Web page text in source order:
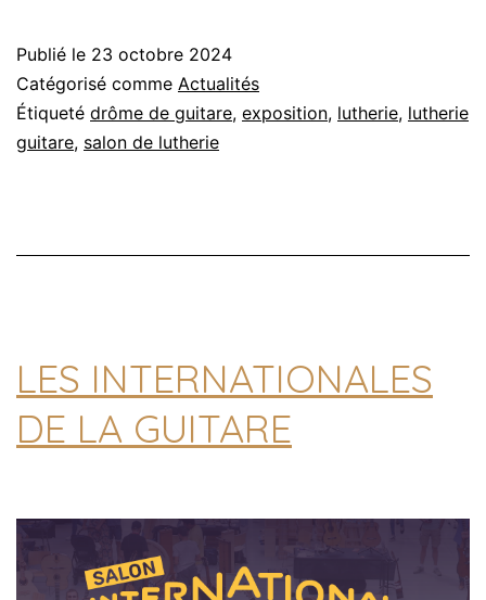
Publié le 23 octobre 2024
Catégorisé comme Actualités
Étiqueté drôme de guitare, exposition, lutherie, lutherie
guitare, salon de lutherie
LES INTERNATIONALES
DE LA GUITARE